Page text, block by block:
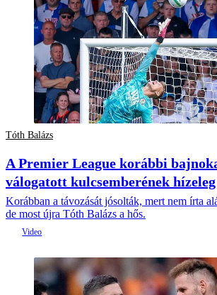
Tóth Balázs
A Premier League korábbi
válogatott kulcsemberének hízeleg
Korábban a távozását jósolták, mert nem írta
de most újra Tóth Balázs a hős.